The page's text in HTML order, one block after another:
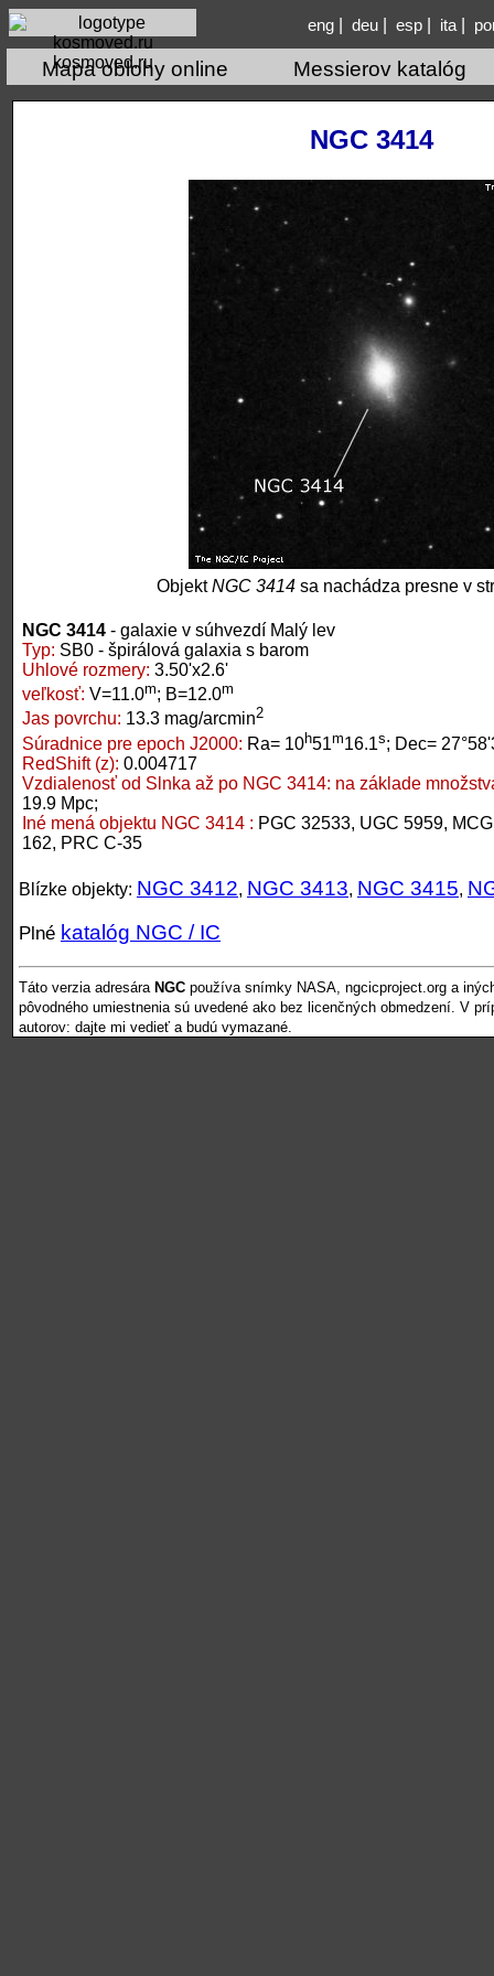
kosmoved.ru
eng| deu| esp| ita|
Mapa oblohy online Messierov katalóg
NGC 3414
ObjektNGC 3414sa nachádza presne v
NGC 3414 - galaxie v súhvezdí Malý lev
Typ: SB0 - špirálová galaxia s barom
Uhlové rozmery: 3.50'x2.6'
veľkosť: V=11.0m; B=12.0m
Jas povrchu: 13.3 mag/arcmin2
Súradnice pre epoch J2000: Ra= 10h51m16.1s; Dec=
RedShift (z): 0.004717
Vzdialenosť od Slnka až po NGC 3414: na základe
19.9 Mpc;
Iné mená objektu NGC 3414 : PGC 32533, UGC 5959,
162, PRC C-35
Blízke objekty: NGC 3412, NGC 3413, NGC 3415,
Plné katalóg NGC / IC
Táto verzia adresára NGC používa snímky NASA, ngcicproject.org a
pôvodného umiestnenia sú uvedené ako bez licenčných obmedzení. V
autorov: dajte mi vedieť a budú vymazané.